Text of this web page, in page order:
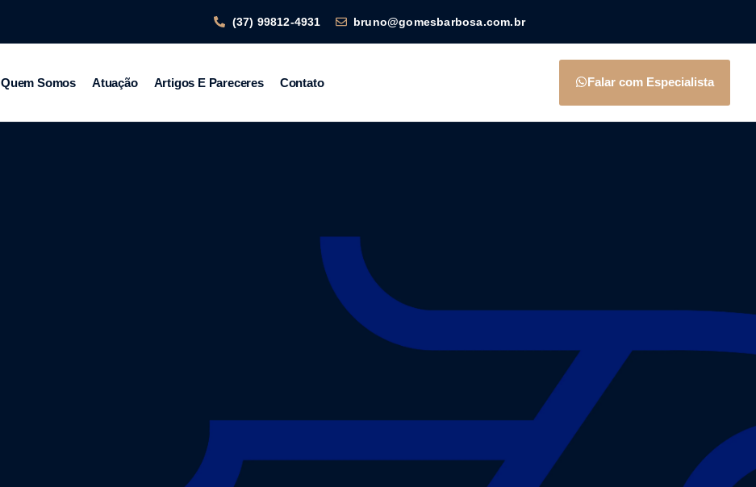
(37) 99812-4931 bruno@gomesbarbosa.com.br
Quem Somos Atuação Artigos E Pareceres Contato Falar com Especialista